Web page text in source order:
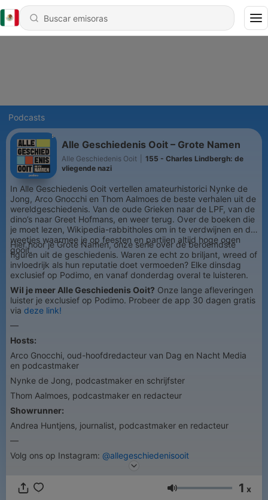
Podcasts
Alle Geschiedenis Ooit – Grote Namen
Alle Geschiedenis Ooit
155 - Charles Lindbergh: de
vliegende nazi
In Alle Geschiedenis Ooit vertellen amateurhistorici Nynke de
Jong, Arco Gnocchi en Thom Aalmoes de beste verhalen uit de
wereldgeschiedenis. Van de oude Grieken naar de LPF, van de
dino’s naar Greet Hofmans, en weer terug. Over de boeken die
je moet lezen, Wikipedia-rabbitholes om in te verdwijnen en de
weetjes waarmee je op feesten en partijen altijd hoge ogen
gooit.
Hier hoor je Grote Namen, onze serie over de beroemdste
figuren uit de geschiedenis. Waren ze echt zo briljant, wreed of
invloedrijk als hun reputatie doet vermoeden? Elke dinsdag
exclusief op Podimo, en vanaf donderdag overal te luisteren.
Wil je meer Alle Geschiedenis Ooit? Onze lange afleveringen
luister je exclusief op Podimo. Probeer de app 30 dagen gratis
via deze link!
—
Hosts:
Arco Gnocchi, oud-hoofdredacteur van Dag en Nacht Media
en podcastmaker
Nynke de Jong, podcastmaker en schrijfster
Thom Aalmoes, podcastmaker en redacteur
Showrunner:
Andrea Huntjens, journalist, podcastmaker en redacteur
—
Volg ons op Instagram: @allegeschiedenisooit
Volumen 1 x